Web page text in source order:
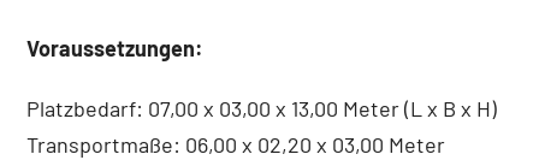
Voraussetzungen:
Platzbedarf: 07,00 x 03,00 x 13,00 Meter (L x B x H)
Transportmaße: 06,00 x 02,20 x 03,00 Meter